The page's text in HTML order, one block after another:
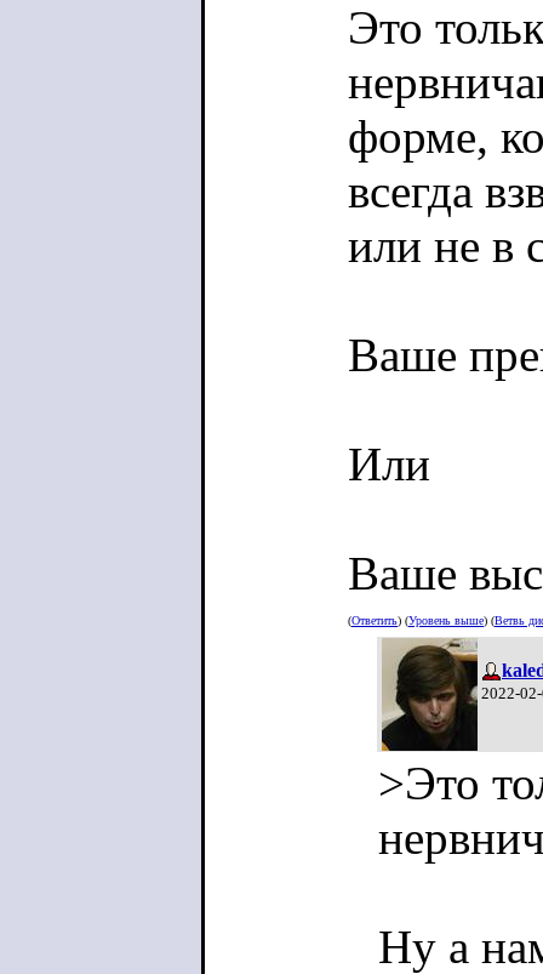
Это
форме,
всегда
или не в
Ваше
Или
Ваше
(Ответить) (Уровень выше) (Ветвь
2022-
>Это
Ну а